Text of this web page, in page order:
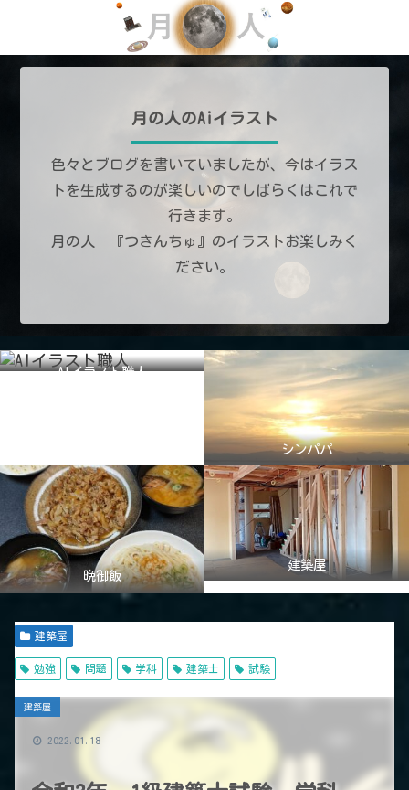
月の人のAiイラスト
色々とブログを書いていましたが、今はイラス
トを生成するのが楽しいのでしばらくはこれで
行きます。
月の人 『つきんちゅ』のイラストお楽しみく
ださい。
AIイラスト職人
シンパパ
晩御飯
建築屋
建築屋
勉強 問題 学科 建築士 試験
建築屋
2022.01.18